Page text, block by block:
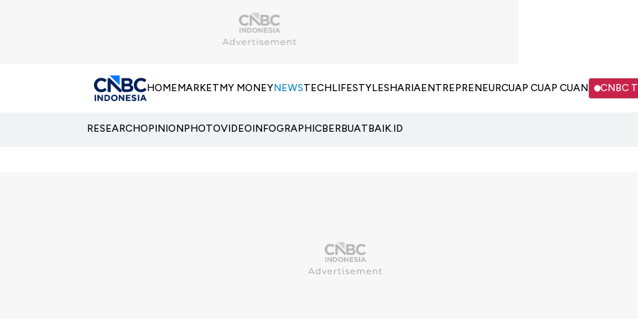
HOMEMARKETMY MONEYNEWSTECHLIFESTYLESHARIAENTREPRENEURCUAP CUAP CUAN CNBC
RESEARCHOPINIONPHOTOVIDEOINFOGRAPHICBERBUATBAIK.ID